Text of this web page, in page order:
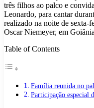
três filhos ao palco e
Leonardo, para cantar
realizado na noite de
Oscar Niemeyer, em
Table of Contents
Família reunida no
Participação especial